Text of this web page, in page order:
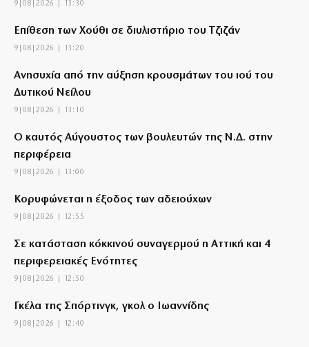
9|08|2026 | 13:30
Επίθεση των Χούθι σε διυλιστήριο του Τζιζάν
9|08|2026 | 13:20
Ανησυχία από την αύξηση κρουσμάτων του ιού του
Δυτικού Νείλου
9|08|2026 | 13:10
Ο καυτός Αύγουστος των βουλευτών της Ν.Δ. στην
περιφέρεια
9|08|2026 | 13:00
Κορυφώνεται η έξοδος των αδειούχων
9|08|2026 | 12:55
Σε κατάσταση κόκκινού συναγερμού η Αττική και 4
περιφερειακές Ενότητες
9|08|2026 | 12:50
Γκέλα της Σπόρτινγκ, γκολ ο Ιωαννίδης
9|08|2026 | 12:40